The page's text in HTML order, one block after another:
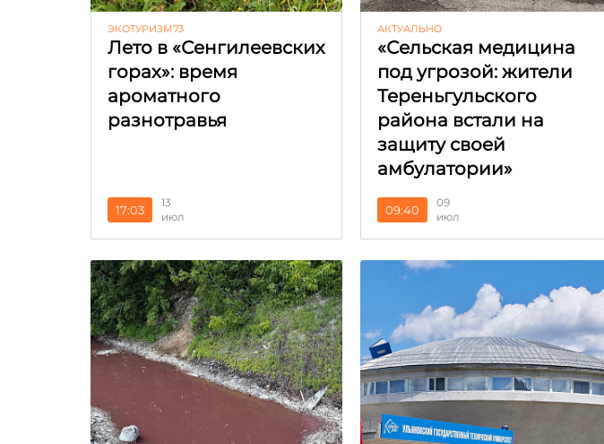
ЭКОТУРИЗМ73
Лето в «Сенгилеевских
горах»: время
ароматного
разнотравья
17:03
13
июл
АКТУАЛЬНО
«Сельская медицина
под угрозой: жители
Тереньгульского
района встали на
защиту своей
амбулатории»
09:40
09
июл